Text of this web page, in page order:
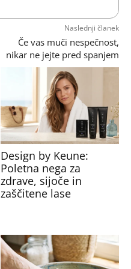
Naslednji članek
Če vas muči nespečnost,
nikar ne jejte pred spanjem
Design by Keune:
Poletna nega za
zdrave, sijoče in
zaščitene lase